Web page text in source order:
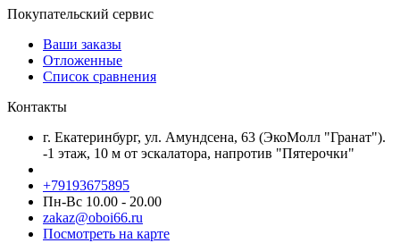
Покупательский сервис
Ваши заказы
Отложенные
Список сравнения
Контакты
г. Екатеринбург, ул. Амундсена, 63 (ЭкоМолл "Гранат").
-1 этаж, 10 м от эскалатора, напротив "Пятерочки"
+79193675895
Пн-Вс 10.00 - 20.00
zakaz@oboi66.ru
Посмотреть на карте